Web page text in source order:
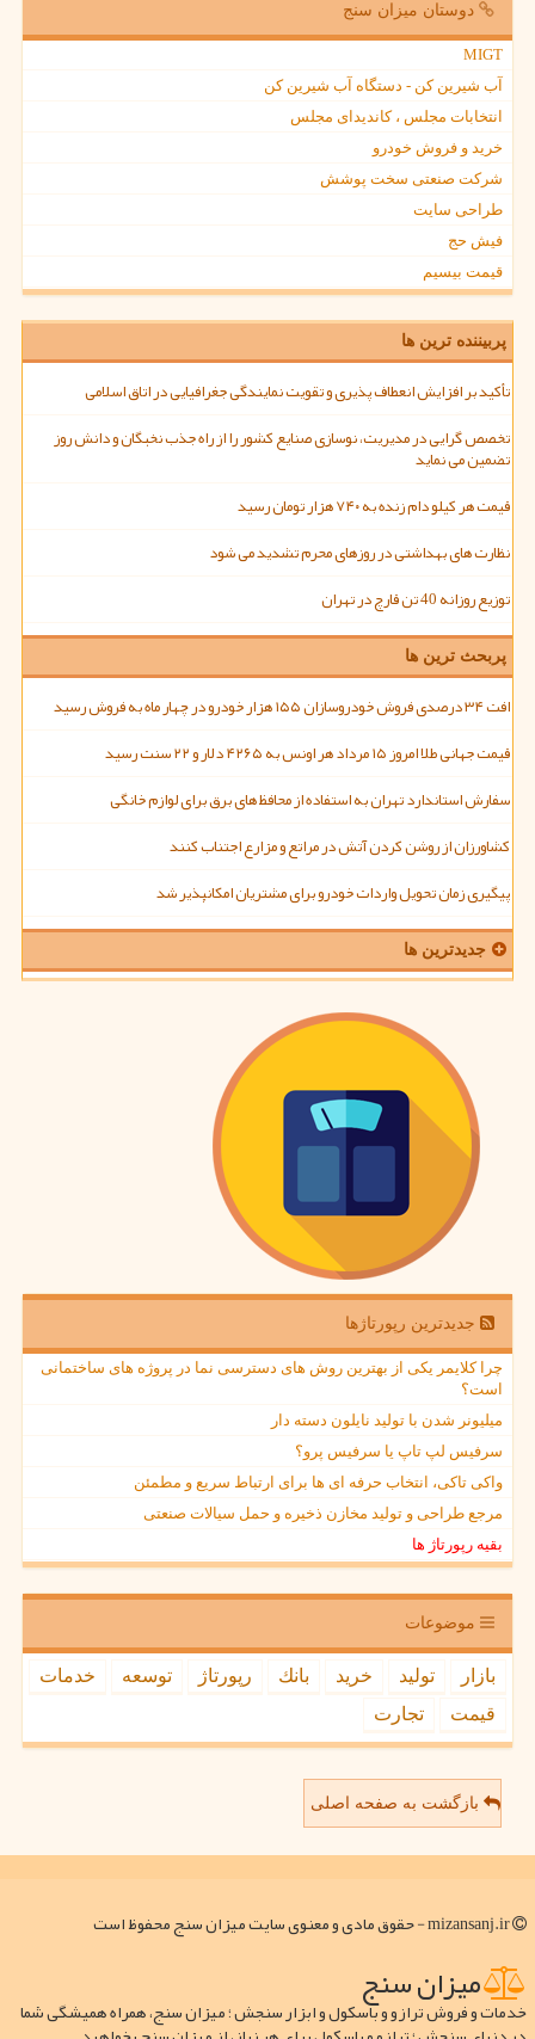
دوستان میزان سنج
MIGT
آب شیرین کن - دستگاه آب شیرین کن
انتخابات مجلس ، کاندیدای مجلس
خرید و فروش خودرو
شرکت صنعتی سخت پوشش
طراحی سایت
فیش حج
قیمت بیسیم
پربیننده ترین ها
تأکید بر افزایش انعطاف پذیری و تقویت نمایندگی جغرافیایی در اتاق اسلامی
تخصص گرایی در مدیریت، نوسازی صنایع کشور را از راه جذب نخبگان و دانش روز
تضمین می نماید
قیمت هر کیلو دام زنده به ۷۴۰ هزار تومان رسید
نظارت های بهداشتی در روزهای محرم تشدید می شود
توزیع روزانه 40 تن قارچ در تهران
پربحث ترین ها
افت ۳۴ درصدی فروش خودروسازان ۱۵۵ هزار خودرو در چهار ماه به فروش رسید
قیمت جهانی طلا امروز ۱۵ مرداد هر اونس به ۴۲۶۵ دلار و ۲۲ سنت رسید
سفارش استاندارد تهران به استفاده از محافظ های برق برای لوازم خانگی
کشاورزان از روشن کردن آتش در مراتع و مزارع اجتناب کنند
پیگیری زمان تحویل واردات خودرو برای مشتریان امکانپذیر شد
جدیدترین ها
جدیدترین رپورتاژها
چرا کلایمر یکی از بهترین روش های دسترسی نما در پروژه های ساختمانی
است؟
میلیونر شدن با تولید نایلون دسته دار
سرفیس لپ تاپ یا سرفیس پرو؟
واکی تاکی، انتخاب حرفه ای ها برای ارتباط سریع و مطمئن
مرجع طراحی و تولید مخازن ذخیره و حمل سیالات صنعتی
بقیه رپورتاژ ها
موضوعات
بازار تولید خرید بانك رپورتاژ توسعه
خدمات
قیمت
تجارت
بازگشت به صفحه اصلی
میزان سنج
خدمات و فروش ترازو و باسکول و ابزار سنجش ؛ میزان سنج، همراه همیشگی شما